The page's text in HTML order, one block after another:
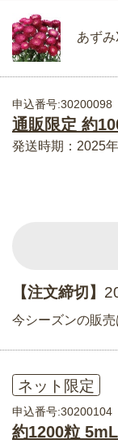
あず
申込番号:30200098
通販限定 約
発送時期：2025
【注文締切】
今シーズンの販売
ネット限定
申込番号:30200104
約1200粒